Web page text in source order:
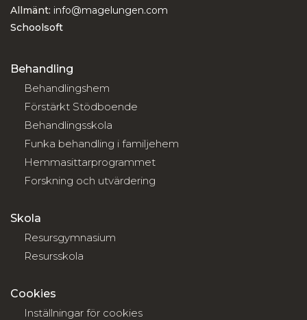
Allmänt: info@magelungen.com
Schoolsoft
Behandling
Behandlingshem
Förstärkt Stödboende
Behandlingsskola
Funka behandling i familjehem
Hemmasittarprogrammet
Forskning och utvärdering
Skola
Resursgymnasium
Resursskola
Cookies
Inställningar för cookies